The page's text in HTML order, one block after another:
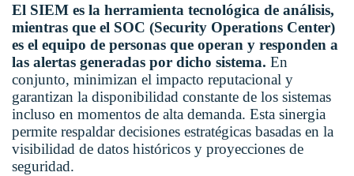
El SIEM es la herramienta tecnológica de análisis,
mientras que el SOC (Security Operations Center)
es el equipo de personas que operan y responden a
las alertas generadas por dicho sistema. En
conjunto, minimizan el impacto reputacional y
garantizan la disponibilidad constante de los sistemas
incluso en momentos de alta demanda. Esta sinergia
permite respaldar decisiones estratégicas basadas en la
visibilidad de datos históricos y proyecciones de
seguridad.